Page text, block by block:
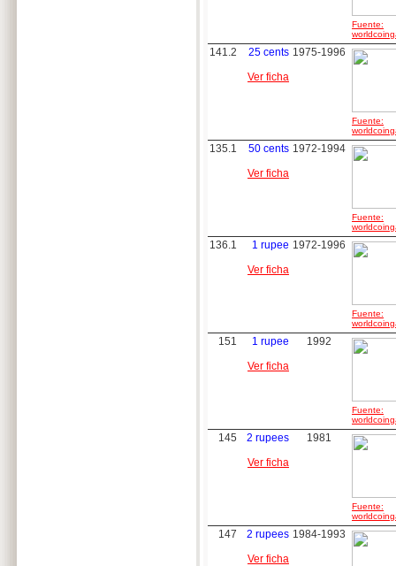
Fuente:
141.2
25 cents
Ver ficha
1975-1996
Fuente:
135.1
50 cents
Ver ficha
1972-1994
Fuente:
136.1
1 rupee
Ver ficha
1972-1996
Fuente:
151
1 rupee
Ver ficha
1992
Fuente:
145
2 rupees
Ver ficha
1981
Fuente:
147
2 rupees
Ver ficha
1984-1993